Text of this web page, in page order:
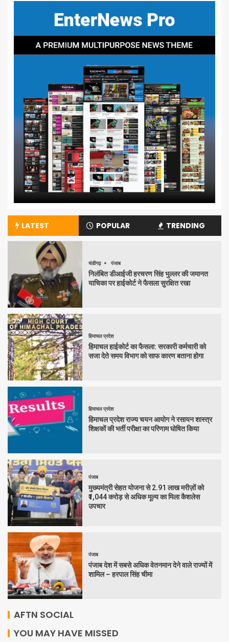
LATEST POPULAR TRENDING
चंडीगढ़ पंजाब
निलंबित डीआईजी हरचरण सिंह भुल्लर की जमानत
याचिका पर हाईकोर्ट ने फैसला सुरक्षित रखा
हिमाचल प्रदेश
हिमाचल हाईकोर्ट का फैसला: सरकारी कर्मचारी को
सजा देते समय विभाग को साफ कारण बताना होगा
हिमाचल प्रदेश
हिमाचल प्रदेश राज्य चयन आयोग ने रसायन शास्त्र
शिक्षकों की भर्ती परीक्षा का परिणाम घोषित किया
पंजाब
मुख्यमंत्री सेहत योजना से 2.91 लाख मरीज़ों को
₹1,044 करोड़ से अधिक मूल्य का मिला कैशलेस
उपचार
पंजाब
पंजाब देश में सबसे अधिक वेतनमान देने वाले राज्यों में
शामिल – हरपाल सिंह चीमा
AFTN SOCIAL
YOU MAY HAVE MISSED